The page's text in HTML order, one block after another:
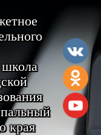
школа
края